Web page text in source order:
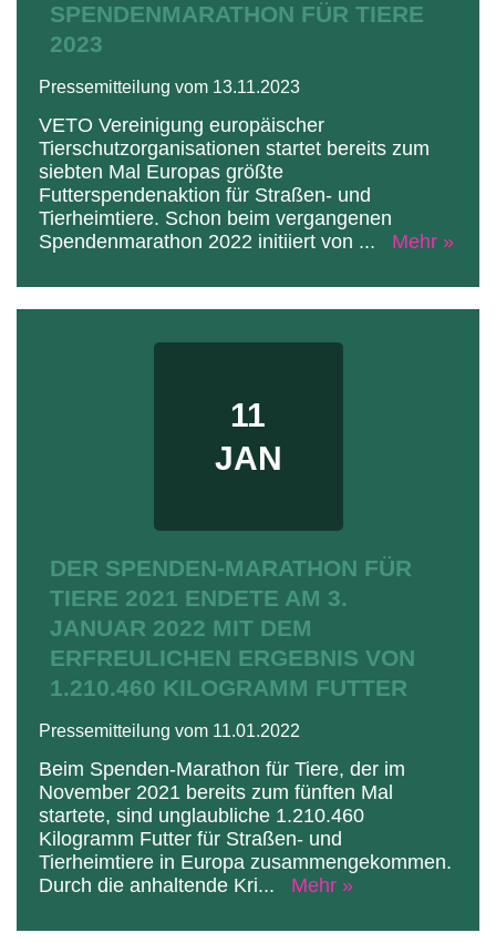
SPENDENMARATHON FÜR TIERE
2023
Pressemitteilung vom 13.11.2023
VETO Vereinigung europäischer
Tierschutzorganisationen startet bereits zum
siebten Mal Europas größte
Futterspendenaktion für Straßen- und
Tierheimtiere. Schon beim vergangenen
Spendenmarathon 2022 initiiert von ... Mehr »
11
JAN
DER SPENDEN-MARATHON FÜR
TIERE 2021 ENDETE AM 3.
JANUAR 2022 MIT DEM
ERFREULICHEN ERGEBNIS VON
1.210.460 KILOGRAMM FUTTER
Pressemitteilung vom 11.01.2022
Beim Spenden-Marathon für Tiere, der im
November 2021 bereits zum fünften Mal
startete, sind unglaubliche 1.210.460
Kilogramm Futter für Straßen- und
Tierheimtiere in Europa zusammengekommen.
Durch die anhaltende Kri... Mehr »